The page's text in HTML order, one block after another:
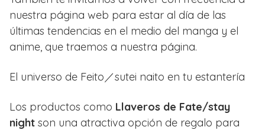
nuestra página web para estar al día de las
últimas tendencias en el medio del manga y el
anime, que traemos a nuestra página.
El universo de Feito／sutei naito en tu estantería
Los productos como Llaveros de Fate/stay
night son una atractiva opción de regalo para